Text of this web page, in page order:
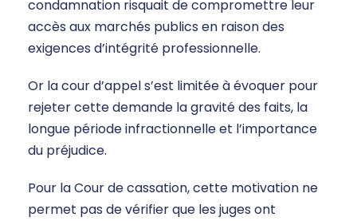
condamnation risquait de compromettre leur
accès aux marchés publics en raison des
exigences d’intégrité professionnelle.
Or la cour d’appel s’est limitée à évoquer pour
rejeter cette demande la gravité des faits, la
longue période infractionnelle et l’importance
du préjudice.
Pour la Cour de cassation, cette motivation ne
permet pas de vérifier que les juges ont